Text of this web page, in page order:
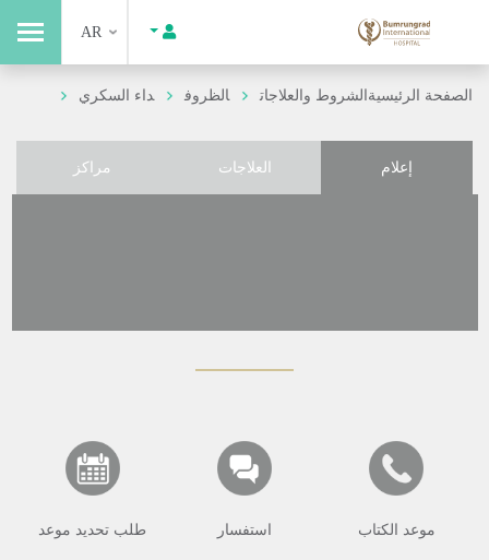
AR
الصفحة الرئيسيةالشروط والعلاجات الظروف داء السكري
إعلام العلاجات مراكز
موعد الكتاب استفسار طلب تحديد موعد